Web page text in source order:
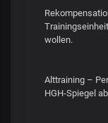
wollen.
Alttraining –
HGH-Spiegel